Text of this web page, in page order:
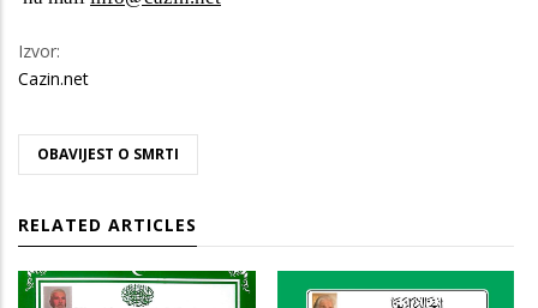
Izvor:
Cazin.net
OBAVIJEST O SMRTI
RELATED ARTICLES